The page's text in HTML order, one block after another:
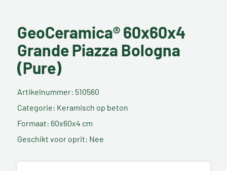
GeoCeramica® 60x60x4
Grande Piazza Bologna
(Pure)
Artikelnummer: 510560
Categorie: Keramisch op beton
Formaat: 60x60x4 cm
Geschikt voor oprit: Nee